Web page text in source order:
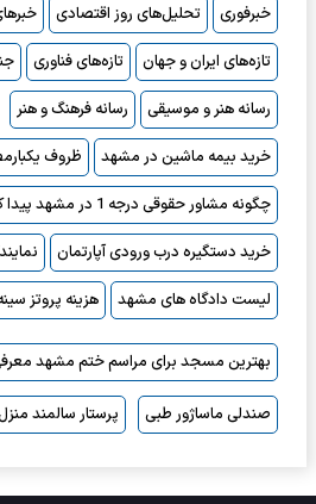
خبرفوری تحلیل‌های روز اقتصادی
تازه‌های ایران و جهان
تازه‌های فناوری
رسانه هنر و موسیقی
رسانه فرهنگ و هنر
خرید بیمه ماشین در مشهد
ظروف
چگونه مشاور حقوقی درجه 1 در مشهد پیدا کنیم؟
خرید دستگیره درب ورودی آپارتمان
لیست دادگاه های مشهد
هزینه پروتز
بهترین مسجد برای مراسم ختم مشهد
صندلی ماساژور طبی پرستار سالمند